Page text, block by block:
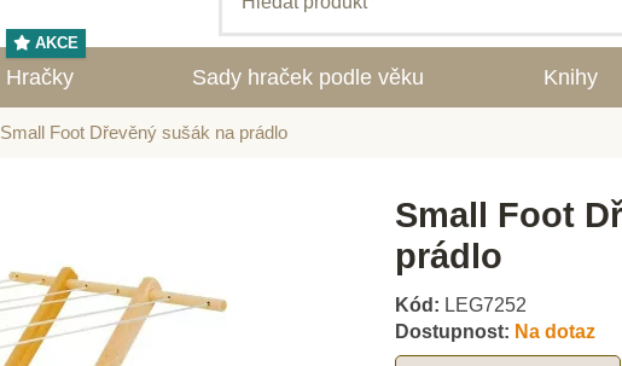
Hračky
AKCE
Sady hraček podle věku Knihy
Small Foot Dřevěný sušák na prádlo
Small Foot
prádlo
Kód: LEG7252
Dostupnost: Na dotaz